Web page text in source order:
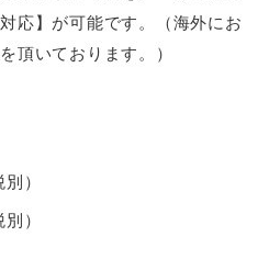
応】が可能です。（海外にお
頂いております。）
）
）